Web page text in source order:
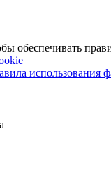
обеспечивать
использования